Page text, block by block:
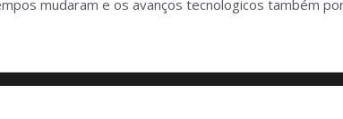
mudaram e os avanços tecnologicos também